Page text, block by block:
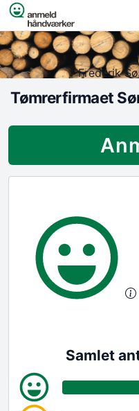
Spring til indhold
Frederik
Tømrerfirmaet
Samlet